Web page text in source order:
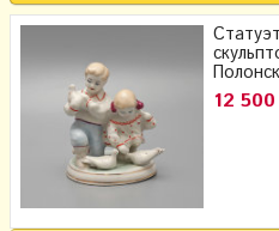
12 500